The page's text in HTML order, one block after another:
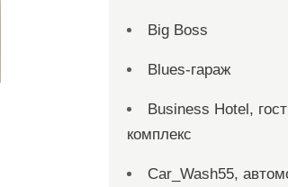
Big Boss
Blues-гараж
Business Hotel,
комплекс
Car_Wash55,